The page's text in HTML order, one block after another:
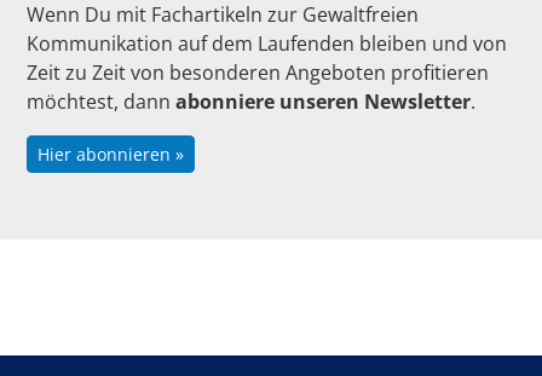
Wenn Du mit Fachartikeln zur Gewaltfreien
Kommunikation auf dem Laufenden bleiben und von
Zeit zu Zeit von besonderen Angeboten profitieren
möchtest, dann abonniere unseren Newsletter.
Hier abonnieren »